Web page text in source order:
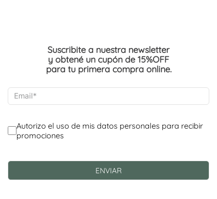
Suscribite a nuestra newsletter
y obtené un cupón de 15%OFF
para tu primera compra online.